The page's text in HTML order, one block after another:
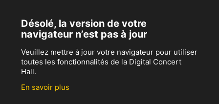
Désolé, la version de votre
navigateur n’est pas à jour
Veuillez mettre à jour votre navigateur pour utiliser
toutes les fonctionnalités de la Digital Concert
Hall.
En savoir plus